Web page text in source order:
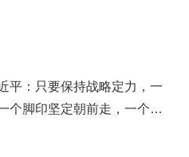
平：只要保持战略定力，一
个脚印坚定朝前走，一个阶